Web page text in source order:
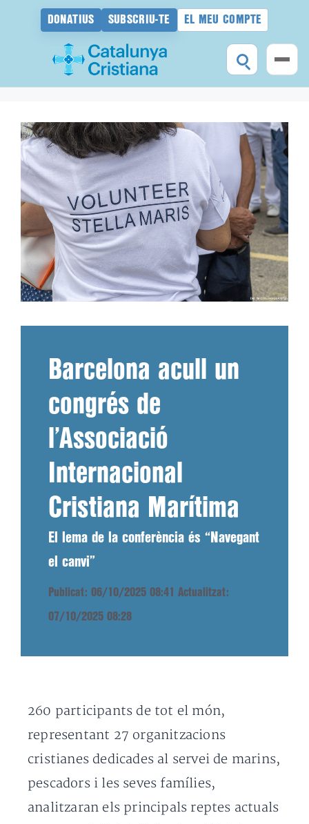
DONATIUS SUBSCRIU-TE EL MEU COMPTE
contingut
Barcelona acull un
congrés de
l’Associació
Internacional
Cristiana Marítima
El lema de la conferència és “Navegant
el canvi”
Publicat: 06/10/2025 08:41 Actualitzat:
07/10/2025 08:28
260 participants de tot el món,
representant 27 organitzacions
cristianes dedicades al servei de marins,
pescadors i les seves famílies,
analitzaran els principals reptes actuals